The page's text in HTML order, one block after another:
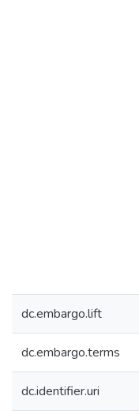
dc.embargo.lift
dc.embargo.terms
dc.identifier.uri